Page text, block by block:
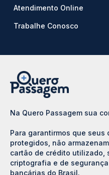
Atendimento Online
Trabalhe Conosco
Na Quero Passagem sua
Para garantirmos que seus
protegidos, não
cartão de crédito utilizado,
criptografia e de
bancárias do Brasil.